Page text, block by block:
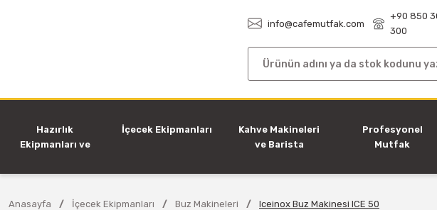
info@cafemutfak.com
+90 850
300
Hazırlık
Ekipmanları ve
İçecek Ekipmanları
Kahve Makineleri
ve Barista
Profesyonel
Mutfak
Anasayfa İçecek Ekipmanları Buz Makineleri Iceinox Buz Makinesi ICE 50